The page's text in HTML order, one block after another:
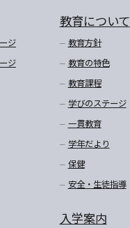
ジ
ジ
教育について
教育方針
教育の特色
教育課程
学びのステージ
一貫教育
学年だより
保健
安全・生徒指導
入学案内